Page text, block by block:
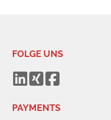
FOLGE UNS
PAYMENTS